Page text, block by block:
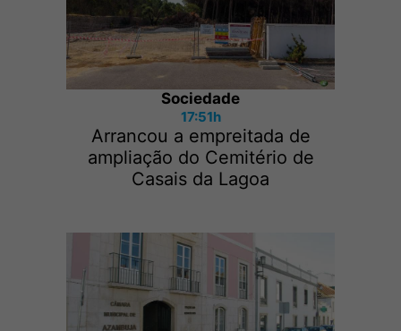
Sociedade
17:51h
Arrancou a empreitada de
ampliação do Cemitério de
Casais da Lagoa